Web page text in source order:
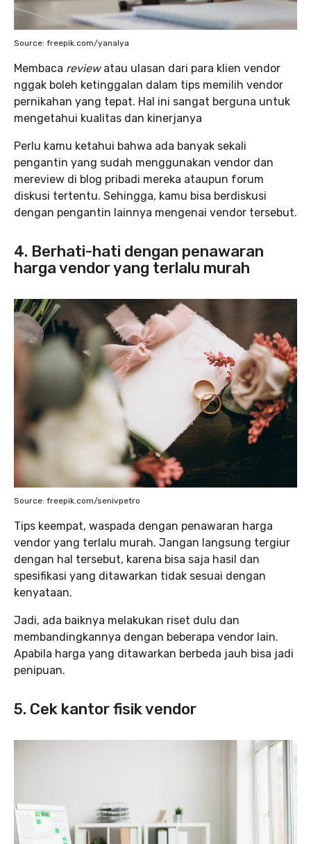
Source: freepik.com/yanalya
Membaca reviewatau ulasan dari para klien vendor
nggak boleh ketinggalan dalam tips memilih vendor
pernikahan yang tepat. Hal ini sangat berguna untuk
mengetahui kualitas dan kinerjanya
Perlu kamu ketahui bahwa ada banyak sekali
pengantin yang sudah menggunakan vendor dan
mereview di blog pribadi mereka ataupun forum
diskusi tertentu. Sehingga, kamu bisa berdiskusi
dengan pengantin lainnya mengenai vendor tersebut.
4. Berhati-hati dengan penawaran
harga vendor yang terlalu murah
Source: freepik.com/senivpetro
Tips keempat, waspada dengan penawaran harga
vendor yang terlalu murah. Jangan langsung tergiur
dengan hal tersebut, karena bisa saja hasil dan
spesifikasi yang ditawarkan tidak sesuai dengan
kenyataan.
Jadi, ada baiknya melakukan riset dulu dan
membandingkannya dengan beberapa vendor lain.
Apabila harga yang ditawarkan berbeda jauh bisa jadi
penipuan.
5. Cek kantor fisik vendor